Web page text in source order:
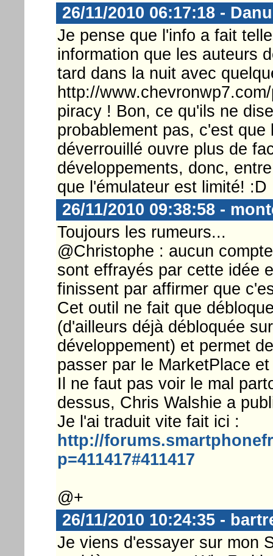
26/11/2010 06:17:18 -
Je pense que l'info a fait
information que les auteurs
tard dans la nuit avec
http://
piracy ! Bon, ce qu'ils ne
probablement pas, c'est
déverrouillé ouvre plus de
développements, donc,
que l'émulateur est limité!
26/11/2010 09:38:58 -
Toujours les rumeurs...
@Christophe : aucun
sont effrayés par cette idée
finissent par affirmer que
Cet outil ne fait que
(d'ailleurs déjà débloquée
développement) et permet
passer par le MarketPlace
Il ne faut pas voir le mal
dessus, Chris Walshie a
Je l'ai traduit vite fait ici :
http://
p=411417#411417
@+
26/11/2010 10:24:35 -
Je viens d'essayer sur mon